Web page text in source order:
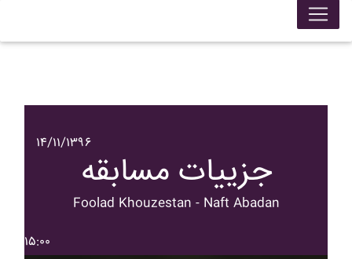
۱۴/۱۱/۱۳۹۶
جزییات مسابقه
Foolad Khouzestan - Naft Abadan
۱۵:۰۰